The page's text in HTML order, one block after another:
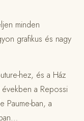
minden
grafikus és nagy
hez, és a Ház
a Repossi
Paume-ban, a